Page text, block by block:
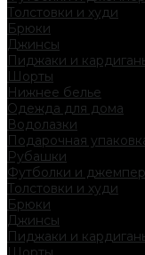
Толстовки и худи
Брюки
Джинсы
Пиджаки и
Шорты
Нижнее белье
Одежда для дома
Водолазки
Подарочная
Рубашки
Футболки и
Толстовки и худи
Брюки
Джинсы
Пиджаки и